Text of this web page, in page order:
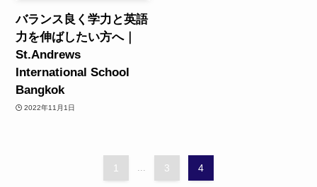
バランス良く学力と英語
力を伸ばしたい方へ｜
St.Andrews
International School
Bangkok
2022年11月1日
1 3 4